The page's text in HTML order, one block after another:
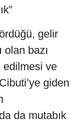
gelir
bazı
edilmesi ve
giden
da mutabık